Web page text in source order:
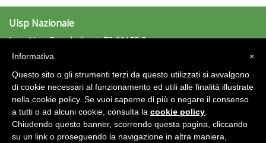
Uisp Nazionale
L.go Nino Franchellucci, 73 00155 Roma
Tel: 06.439841 - Fax: 06.43984320
C.F.: 97029170582
Area Riservata 2.0
×
Informativa
Questo sito o gli strumenti terzi da questo utilizzati si avvalgono
di cookie necessari al funzionamento ed utili alle finalità illustrate
nella cookie policy. Se vuoi saperne di più o negare il consenso
a tutti o ad alcuni cookie, consulta la cookie policy
Chiudendo questo banner, scorrendo questa pagina, cliccando
su un link o proseguendo la navigazione in altra maniera,